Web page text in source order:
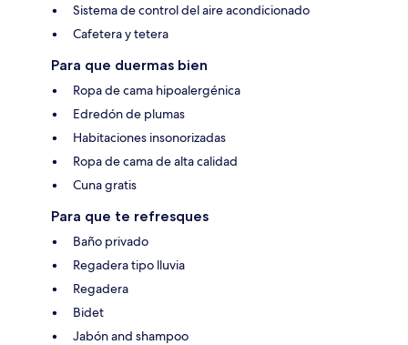
Sistema de control del aire acondicionado
Cafetera y tetera
Para que duermas bien
Ropa de cama hipoalergénica
Edredón de plumas
Habitaciones insonorizadas
Ropa de cama de alta calidad
Cuna gratis
Para que te refresques
Baño privado
Regadera tipo lluvia
Regadera
Bidet
Jabón and shampoo